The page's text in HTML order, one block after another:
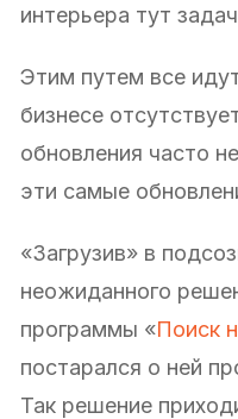
интерьера тут
Этим путем все
бизнесе
обновления часто
эти самые
«Загрузив» в
неожиданного
программы «Поиск
постарался о ней
Так решение